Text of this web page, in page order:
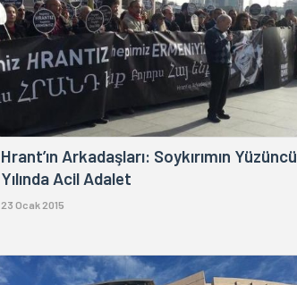
Hrant’ın Arkadaşları: Soykırımın Yüzüncü
Yılında Acil Adalet
23 Ocak 2015